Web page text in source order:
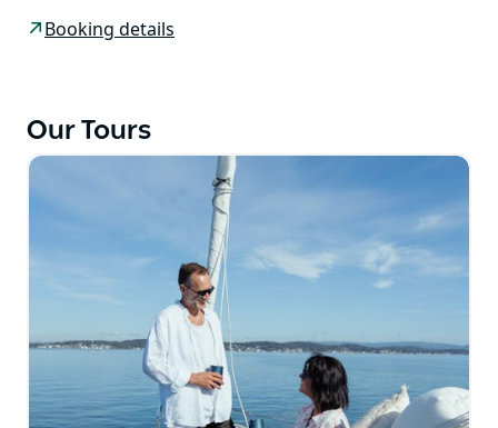
排完毕后，主人将离开 Spellcaster III，客人将在船上享
10.30 返回船上，升起风帆返回码头，宾客们将一起享受
共同的时光。
Spellcaster III 配备咖啡机、水壶、制冰机、冰箱、冰
柜、现代烹饪设备、加热和冷却。
Booking details
Our Tours